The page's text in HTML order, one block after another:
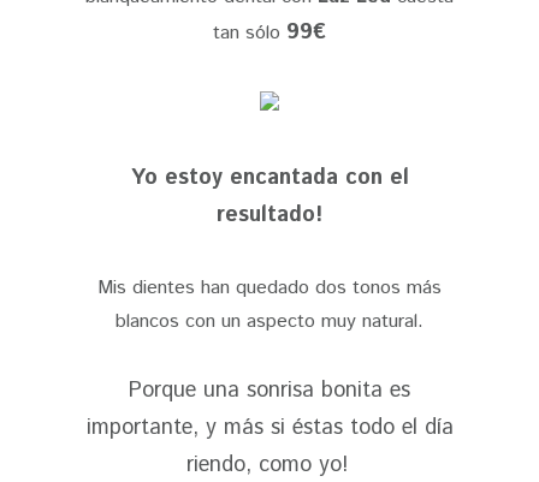
tan sólo 99€
Yo estoy encantada con el
resultado!
Mis dientes han quedado dos tonos más
blancos con un aspecto muy natural.
Porque una sonrisa bonita es
importante, y más si éstas todo el día
riendo, como yo!